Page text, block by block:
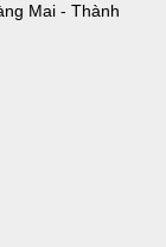
Mai - Thành